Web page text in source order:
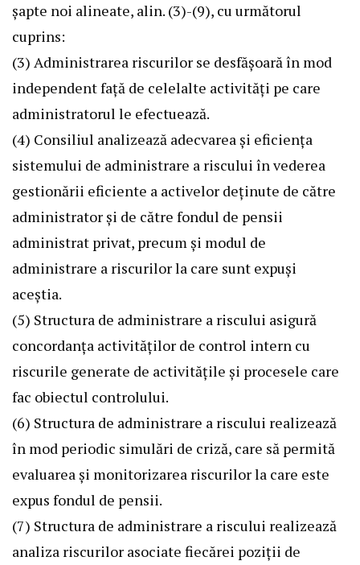
șapte noi alineate, alin. (3)-(9), cu următorul
cuprins:
(3) Administrarea riscurilor se desfășoară în mod
independent față de celelalte activități pe care
administratorul le efectuează.
(4) Consiliul analizează adecvarea și eficiența
sistemului de administrare a riscului în vederea
gestionării eficiente a activelor deținute de către
administrator și de către fondul de pensii
administrat privat, precum și modul de
administrare a riscurilor la care sunt expuși
aceștia.
(5) Structura de administrare a riscului asigură
concordanța activităților de control intern cu
riscurile generate de activitățile și procesele care
fac obiectul controlului.
(6) Structura de administrare a riscului realizează
în mod periodic simulări de criză, care să permită
evaluarea și monitorizarea riscurilor la care este
expus fondul de pensii.
(7) Structura de administrare a riscului realizează
analiza riscurilor asociate fiecărei poziții de